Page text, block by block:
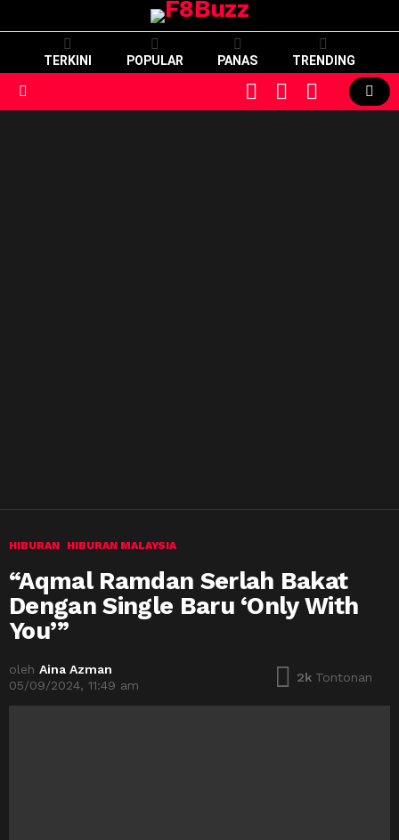
TERKINI POPULAR PANAS TRENDING
SWITCH
SKIN
CART LOGIN
HIBURAN HIBURAN MALAYSIA
“Aqmal Ramdan Serlah Bakat
Dengan Single Baru ‘Only With
You’”
oleh Aina Azman
05/09/2024, 11:49 am
2k Tontonan